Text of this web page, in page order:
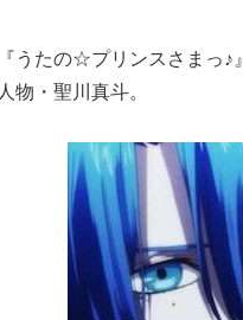
『うたの☆プリンスさまっ♪
人物・聖川真斗。